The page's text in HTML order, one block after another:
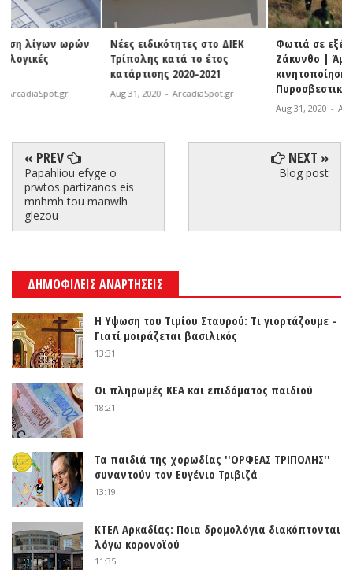
Νέες ειδικότητες στο ΔΙΕΚ
Τρίπολης κατά το έτος
κατάρτισης 2020-2021
Aug 31, 2020 ArcadiaSpot.gr
Φωτιά σε εξέλιξη στη
Ζάκυνθο | Άμεση
κινητοποίηση της
Πυροσβεστικής
ArcadiaSpot.gr
« PREV
Papahliou efyge o
prwtos partizanos eis
mnhmh tou manwlh
glezou
NEXT »
Blog post
ΔΗΜΟΦΙΛΕΙΣ ΑΝΑΡΤΗΣΕΙΣ
Η Υψωση του Τιμίου Σταυρού: Τι γιορτάζουμε -
Γιατί μοιράζεται βασιλικός
13:31
Οι πληρωμές ΚΕΑ και επιδόματος παιδιού
18:21
Τα παιδιά της χορωδίας ''ΟΡΦΕΑΣ ΤΡΙΠΟΛΗΣ''
συναντούν τον Ευγένιο Τριβιζά
13:19
ΚΤΕΛ Αρκαδίας: Ποια δρομολόγια διακόπτονται
λόγω κορονοϊού
11:35